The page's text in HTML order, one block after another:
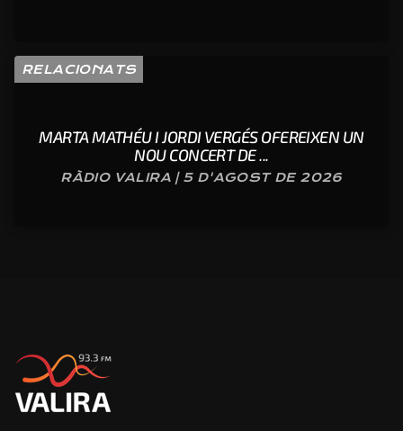
RELACIONATS
MARTA MATHÉU I JORDI VERGÉS OFEREIXEN UN
NOU CONCERT DE ...
RÀDIO VALIRA | 5 D'AGOST DE 2026